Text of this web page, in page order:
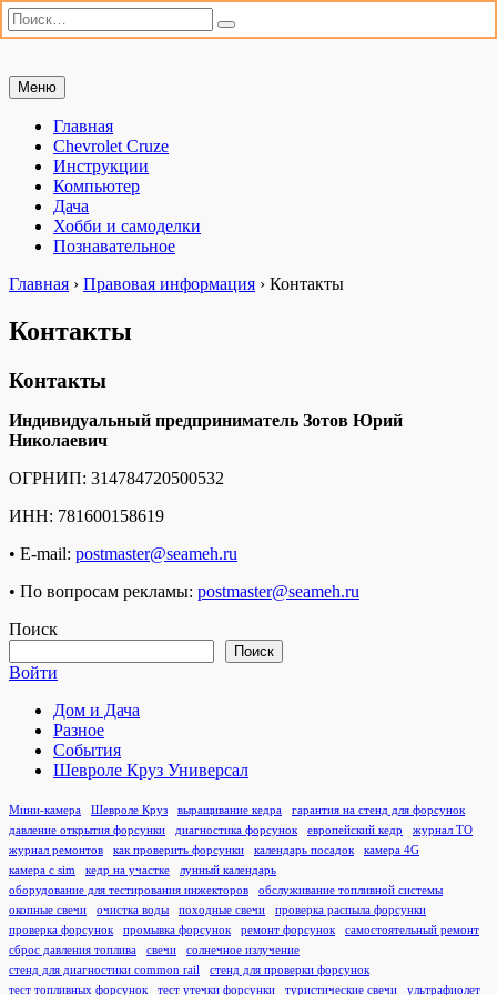
Искать:
Поиск
Перейти
к
содержимому
Мастерим сами
«Мастерим сами» — сайт для практиков. Ремонт автомобиля,
настройка компьютера, дачные хлопоты и полезные хобби. Всё,
что можно сделать своими руками.
Меню
Главная
Chevrolet Cruze
Инструкции
Компьютер
Дача
Хобби и самоделки
Познавательное
Главная › Правовая информация › Контакты
Контакты
Контакты
Индивидуальный предприниматель Зотов Юрий
Николаевич
ОГРНИП: 314784720500532
ИНН: 781600158619
• E-mail: postmaster@seameh.ru
• По вопросам рекламы: postmaster@seameh.ru
Поиск
Поиск
Войти
Дом и Дача
Разное
События
Шевроле Круз Универсал
Мини-камера Шевроле Круз выращивание кедра
гарантия на стенд для форсунок
давление открытия форсунки
диагностика форсунок европейский кедр
журнал ТО
журнал ремонтов
как проверить форсунки календарь посадок
камера 4G
камера с sim
кедр на участке
лунный календарь
оборудование для тестирования инжекторов
обслуживание топливной системы
окопные свечи
очистка воды походные свечи
проверка распыла форсунки
проверка форсунок
промывка форсунок ремонт форсунок
самостоятельный ремонт
сброс давления топлива
свечи
солнечное излучение
стенд для диагностики common rail
стенд для проверки форсунок
тест топливных форсунок
тест утечки форсунки туристические свечи ультрафиолет